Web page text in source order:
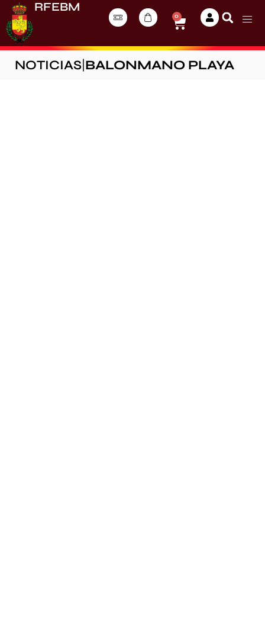
RFEBM
0
NOTICIAS BALONMANO PLAYA